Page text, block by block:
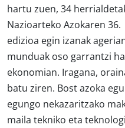
hartu zuen, 34
Nazioarteko Azokaren 36.
edizioa egin izanak
munduak oso garrantzi
ekonomian. Iragana,
batu ziren. Bost azoka
egungo nekazaritzako
maila tekniko eta